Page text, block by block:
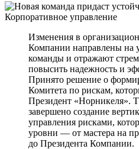
Корпоративное управление
Изменения в
Компании направлены на
команды и отражают
повысить надежность и
Принято решение о
Комитета по рискам,
Президент «Норникеля».
завершено создание
управления рисками,
уровни — от мастера на
до Президента Компании.